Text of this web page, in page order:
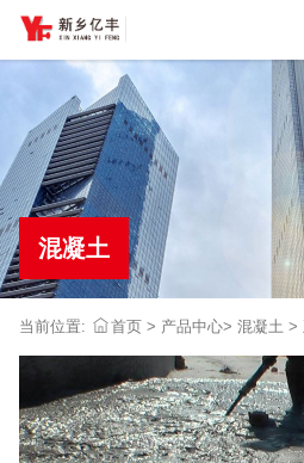
混凝土
当前位置: 首页 > 产品中心> 混凝土 >